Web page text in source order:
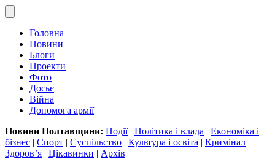
Головна
Новини
Блоги
Проекти
Фото
Досьє
Війна
Допомога армії
Новини Полтавщини: Події| Політика і влада | Економіка і
бізнес | Спорт | Суспільство | Культура і освіта | Кримінал |
Здоров’я | Цікавинки | Архів